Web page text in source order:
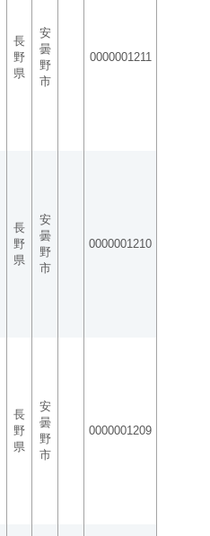
長
野
県
安
曇
野
市
0000001211
長
野
県
安
曇
野
市
0000001210
長
野
県
安
曇
野
市
0000001209